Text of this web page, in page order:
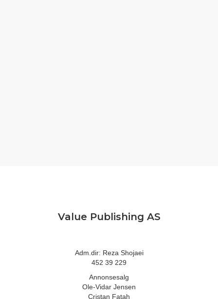
Value Publishing AS
Adm.dir: Reza Shojaei
452 39 229
Annonsesalg
Ole-Vidar Jensen
Cristan Fatah